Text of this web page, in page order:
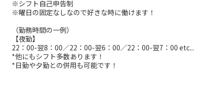
※シフト自己申告制
※曜日の固定なしなので好きな時に働けます！
（勤務時間の一例）
【夜勤】
22：00-翌8：00／22：00-翌6：00／22：00-翌7：00 etc...
*他にもシフト多数あります！
*日勤や夕勤との併用も可能です！